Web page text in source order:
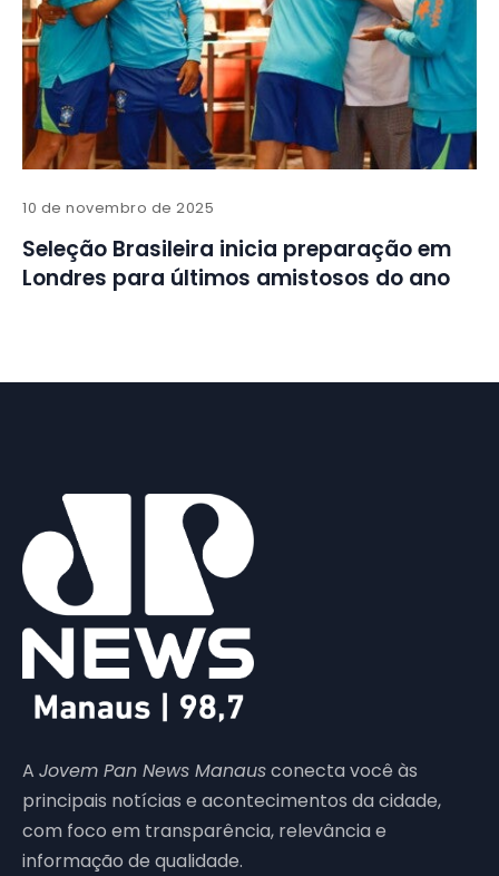
10 de novembro de 2025
Seleção Brasileira inicia preparação em
Londres para últimos amistosos do ano
A Jovem Pan News Manausconecta você às
principais notícias e acontecimentos da cidade,
com foco em transparência, relevância e
informação de qualidade.